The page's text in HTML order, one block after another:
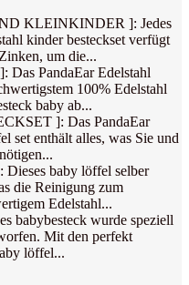
KLEINKINDER ]: Jedes
kinder besteckset verfügt
um die...
PandaEar Edelstahl
100% Edelstahl
baby ab...
]: Das PandaEar
set enthält alles, was Sie und
baby löffel selber
die Reinigung zum
Edelstahl...
babybesteck wurde speziell
Mit den perfekt
löffel...